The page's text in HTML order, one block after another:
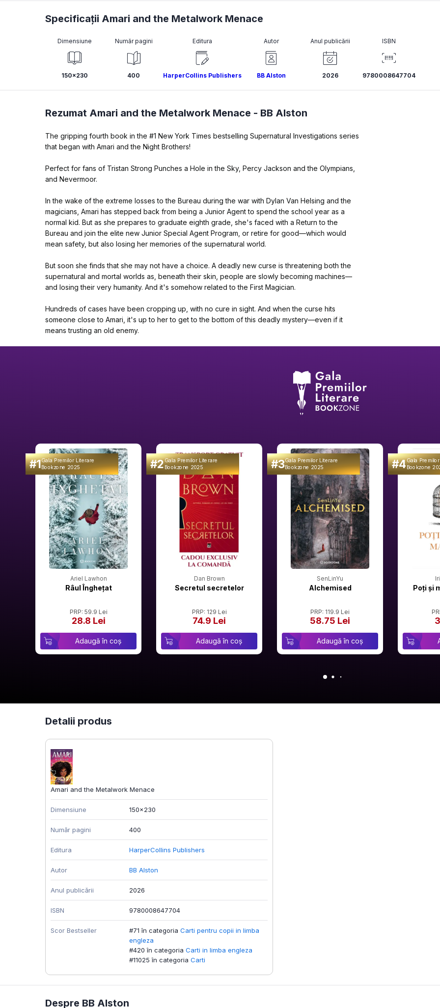
Specificații Amari and the Metalwork Menace
Dimensiune
150x230
Număr pagini
400
Editura
HarperCollins Publishers
Autor
BB Alston
Anul publicării
2026
ISBN
9780008647704
Rezumat Amari and the Metalwork Menace - BB Alston
The gripping fourth book in the #1 New York Times bestselling Supernatural Investigations series
that began with Amari and the Night Brothers!
Perfect for fans of Tristan Strong Punches a Hole in the Sky, Percy Jackson and the Olympians,
and Nevermoor.
In the wake of the extreme losses to the Bureau during the war with Dylan Van Helsing and the
magicians, Amari has stepped back from being a Junior Agent to spend the school year as a
normal kid. But as she prepares to graduate eighth grade, she's faced with a Return to the
Bureau and join the elite new Junior Special Agent Program, or retire for good—which would
mean safety, but also losing her memories of the supernatural world.
But soon she finds that she may not have a choice. A deadly new curse is threatening both the
supernatural and mortal worlds as, beneath their skin, people are slowly becoming machines—
and losing their very humanity. And it's somehow related to the First Magician.
Hundreds of cases have been cropping up, with no cure in sight. And when the curse hits
someone close to Amari, it's up to her to get to the bottom of this deadly mystery—even if it
means trusting an old enemy.
#1Gala Premilor Literare
Bookzone 2025
Ariel Lawhon
Râul Înghețat
PRP: 59.9 Lei
28.8 Lei
Adaugă în coș
#2Gala Premilor Literare
Bookzone 2025
Dan Brown
Secretul secretelor
PRP: 129 Lei
74.9 Lei
Adaugă în coș
#3Gala Premilor Literare
Bookzone 2025
SenLinYu
Alchemised
PRP: 119.9 Lei
58.75 Lei
Adaugă în coș
#4Gala
Bookzone
Poți și
Detalii produs
Amari and the Metalwork Menace
Dimensiune 150x230
Număr pagini 400
Editura HarperCollins Publishers
Autor BB Alston
Anul publicării 2026
ISBN 9780008647704
Scor Bestseller #71 în categoria Carti pentru copii in limba
engleza
#420 în categoria Carti in limba engleza
#11025 în categoria Carti
Despre BB Alston